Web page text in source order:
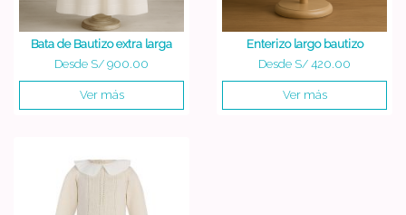
Bata de Bautizo extra larga
Desde S/ 900.00
Ver más
Enterizo largo bautizo
Desde S/ 420.00
Ver más